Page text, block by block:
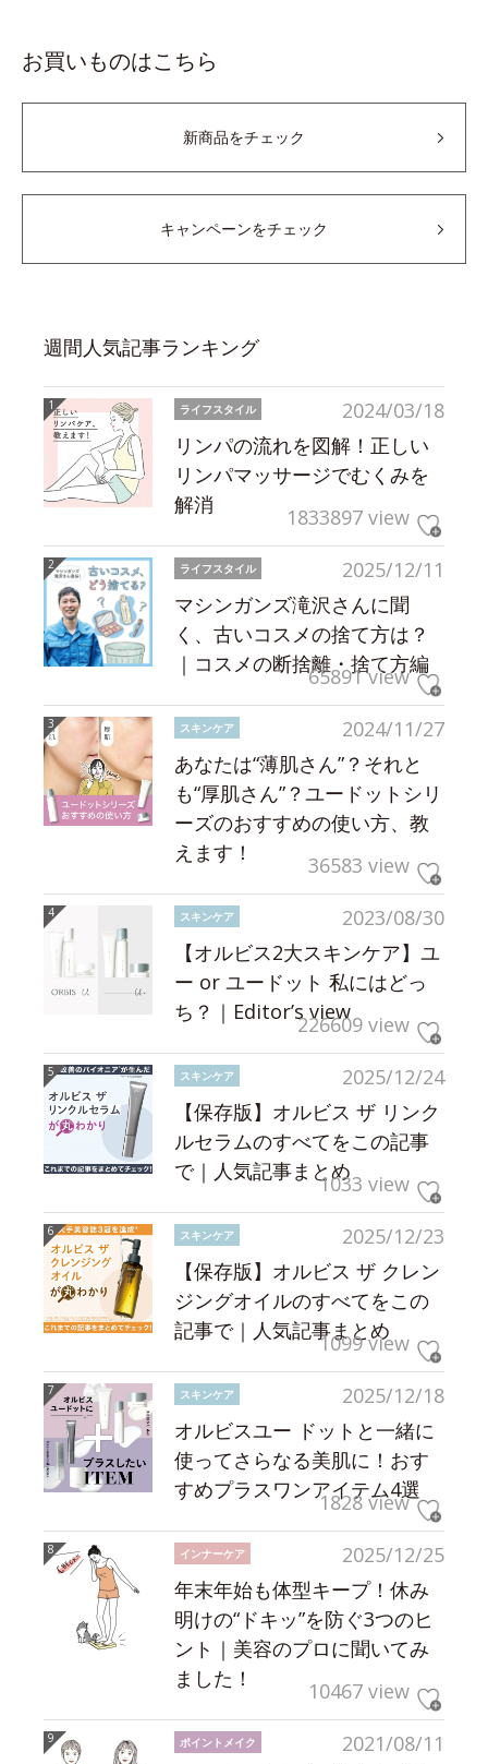
お買いものはこちら
新商品をチェック
キャンペーンをチェック
週間人気記事ランキング
2024/03/18
ライフスタイル
リンパの流れを図解！正しい
リンパマッサージでむくみを
解消
1833897 view
2025/12/11
ライフスタイル
マシンガンズ滝沢さんに聞
く、古いコスメの捨て方は？
｜コスメの断捨離・捨て方編
65891 view
2024/11/27
スキンケア
あなたは“薄肌さん”？それと
も“厚肌さん”？ユードットシリ
ーズのおすすめの使い方、教
えます！
36583 view
2023/08/30
スキンケア
【オルビス2大スキンケア】ユ
ー or ユードット 私にはどっ
ち？｜Editor’s view226609 view
2025/12/24
スキンケア
【保存版】オルビス ザ リンク
ルセラムのすべてをこの記事
で｜人気記事まとめ1033 view
2025/12/23
スキンケア
【保存版】オルビス ザ クレン
ジングオイルのすべてをこの
記事で｜人気記事まとめ
1099 view
2025/12/18
スキンケア
オルビスユー ドットと一緒に
使ってさらなる美肌に！おす
すめプラスワンアイテム4選
1828 view
2025/12/25
インナーケア
年末年始も体型キープ！休み
明けの“ドキッ”を防ぐ3つのヒ
ント｜美容のプロに聞いてみ
ました！
10467 view
2021/08/11
ポイントメイク